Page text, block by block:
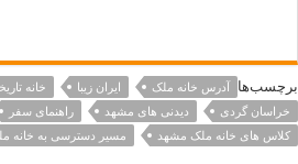
برچسب‌ها آدرس خانه ملک ایران زیبا خانه
خراسان گردی
دیدنی های مشهد راهنمای سفر
کلاس های خانه ملک مشهد
مسیر دسترسی به خانه